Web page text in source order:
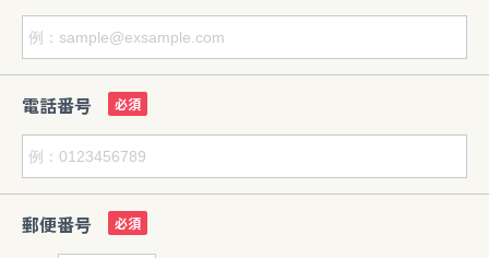
電話番号
郵便番号